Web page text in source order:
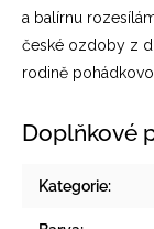
a balírnu
české ozdoby z
rodině
Doplňkové
Kategorie: